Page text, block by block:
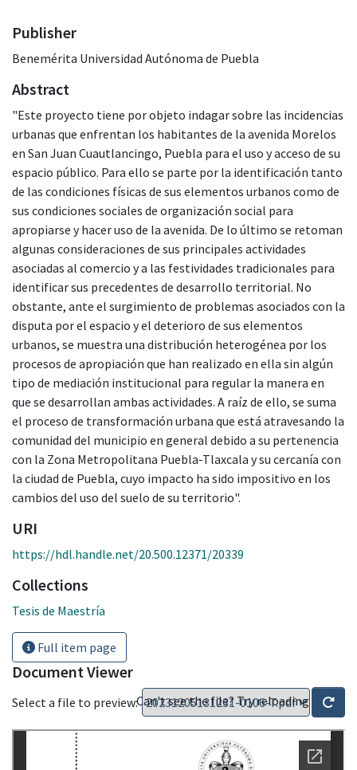
Publisher
Benemérita Universidad Autónoma de Puebla
Abstract
"Este proyecto tiene por objeto indagar sobre las incidencias
urbanas que enfrentan los habitantes de la avenida Morelos
en San Juan Cuautlancingo, Puebla para el uso y acceso de su
espacio público. Para ello se parte por la identificación tanto
de las condiciones físicas de sus elementos urbanos como de
sus condiciones sociales de organización social para
apropiarse y hacer uso de la avenida. De lo último se retoman
algunas consideraciones de sus principales actividades
asociadas al comercio y a las festividades tradicionales para
identificar sus precedentes de desarrollo territorial. No
obstante, ante el surgimiento de problemas asociados con la
disputa por el espacio y el deterioro de sus elementos
urbanos, se muestra una distribución heterogénea por los
procesos de apropiación que han realizado en ella sin algún
tipo de mediación institucional para regular la manera en
que se desarrollan ambas actividades. A raíz de ello, se suma
el proceso de transformación urbana que está atravesando la
comunidad del municipio en general debido a su pertenencia
con la Zona Metropolitana Puebla-Tlaxcala y su cercanía con
la ciudad de Puebla, cuyo impacto ha sido impositivo en los
cambios del uso del suelo de su territorio".
URI
https://hdl.handle.net/20.500.12371/20339
Collections
Tesis de Maestría
Full item page
Document Viewer
Select a file to preview:Can't see the file? Try reloading